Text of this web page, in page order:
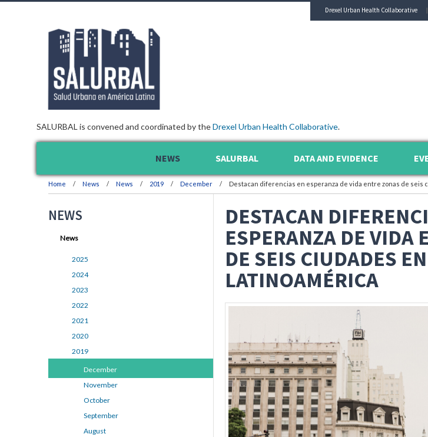
SALURBAL is convened and coordinated by theDrexel Urban Health Collaborative.
Drexel Urban Health Collaborative
NEWS SALURBAL DATA AND EVIDENCE
Home News News 2019 December Destacan diferencias en esperanza de vida entre zonas de seis
DESTACAN
ESPERANZA DE VIDA
DE SEIS CIUDADES EN
LATINOAMÉRICA
NEWS
News
2025
2024
2023
2022
2021
2020
2019
December
November
October
September
August